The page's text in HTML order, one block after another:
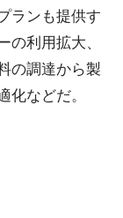
ランも提供す
の利用拡大、
の調達から製
化などだ。